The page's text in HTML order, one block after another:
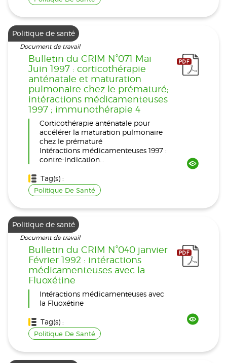
Politique de santé
Document de travail
Bulletin du CRIM N°071 Mai
Juin 1997 : corticothérapie
anténatale et maturation
pulmonaire chez le prématuré;
intéractions médicamenteuses
1997 ; immunothérapie 4
Corticothérapie anténatale pour
accélérer la maturation pulmonaire
chez le prématuré
Intéractions médicamenteuses 1997 :
contre-indication...
Tag(s) :
Politique De Santé
Politique de santé
Document de travail
Bulletin du CRIM N°040 janvier
Février 1992 : intéractions
médicamenteuses avec la
Fluoxétine
Intéractions médicamenteuses avec
la Fluoxétine
Tag(s) :
Politique De Santé